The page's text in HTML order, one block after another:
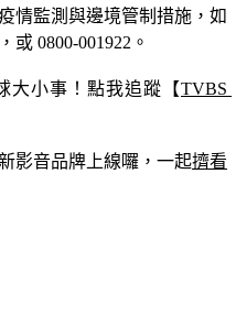
情監測與邊境管制措施， 如
0800-001922。
大小事！點我追蹤【TVBS
影音品牌上線囉，一起擠看